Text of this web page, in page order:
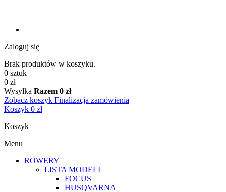
Zaloguj się
Brak produktów w koszyku.
0 sztuk
0 zł
Wysyłka Razem 0 zł
Zobacz koszyk Finalizacja zamówienia
Koszyk 0 zł
Koszyk
Menu
ROWERY
LISTA MODELI
FOCUS
HUSQVARNA